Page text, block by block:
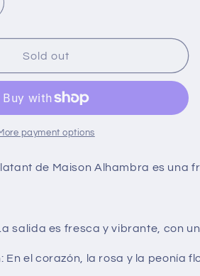
Sold out
payment options
de Maison Alhambra es una
salida es fresca y vibrante, con
En el corazón, la rosa y la peonía